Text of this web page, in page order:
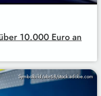
10.000 Euro an
Symbolbild/abr68/stock.adobe.com